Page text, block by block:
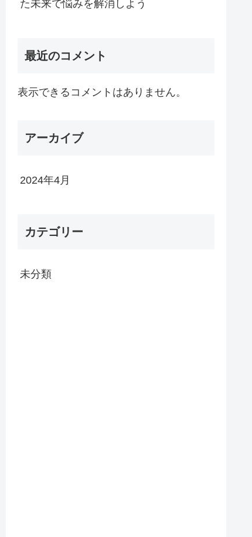
た未来で悩みを解消しよう
最近のコメント
表示できるコメントはありません。
アーカイブ
2024年4月
カテゴリー
未分類